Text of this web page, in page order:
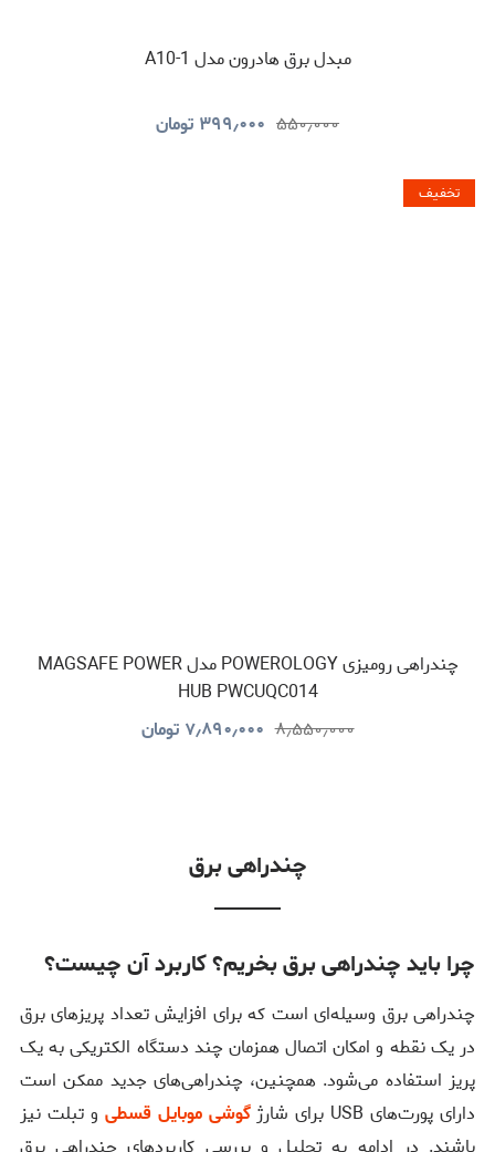
مبدل برق هادرون مدل 1-A10
۵۵۰٫۰۰۰ ۳۹۹٫۰۰۰ تومان
تخفیف
چندراهی رومیزی POWEROLOGY مدل MAGSAFE POWER
HUB PWCUQC014
۸٫۵۵۰٫۰۰۰ ۷٫۸۹۰٫۰۰۰ تومان
چندراهی برق
چرا باید چندراهی برق بخریم؟ کاربرد آن چیست؟
چندراهی برق وسیله‌ای است که برای افزایش تعداد پریزهای برق
در یک نقطه و امکان اتصال همزمان چند دستگاه الکتریکی به یک
پریز استفاده می‌شود. همچنین، چندراهی‌های جدید ممکن است
دارای پورت‌های USB برای شارژ
گوشی موبایل قسطی و تبلت نیز